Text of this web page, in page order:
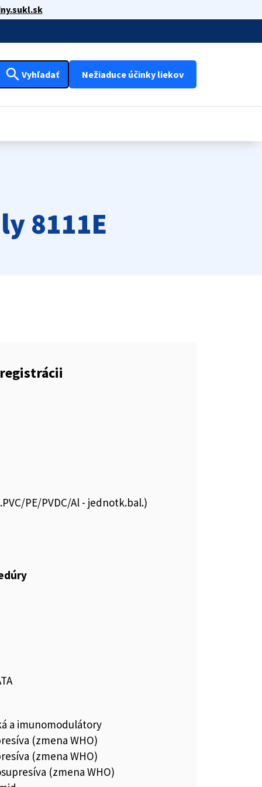
search Vyhľadať Nežiaduce účinky liekov
8111E
PE/PVDC/Al - jednotk.bal.)
a imunomodulátory
(zmena WHO)
(zmena WHO)
(zmena WHO)